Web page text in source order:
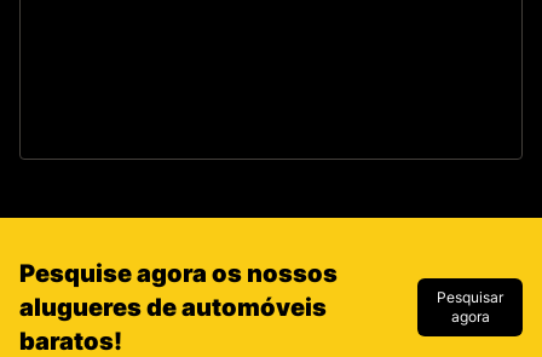
Pesquise agora os nossos
alugueres de automóveis
baratos!
Pesquisar
agora